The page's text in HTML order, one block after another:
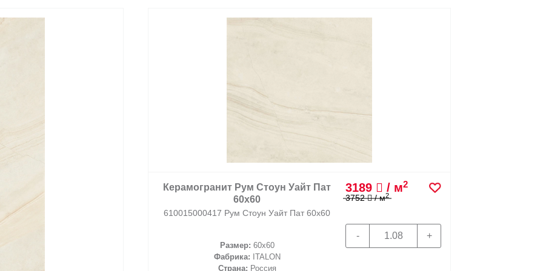
Керамогранит Рум Стоун Уайт Пат
60х60
610015000417 Рум Стоун Уайт Пат 60х60
Размер: 60x60
Фабрика: ITALON
Страна: Россия
3189 / м2
3752 / м2